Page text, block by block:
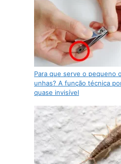
Para que serve o pequeno
unhas? A função técnica
quase invisível